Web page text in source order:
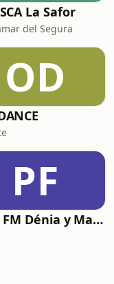
La Safor
del Segura
OD
PF
Party FM Dénia y Marina Alta